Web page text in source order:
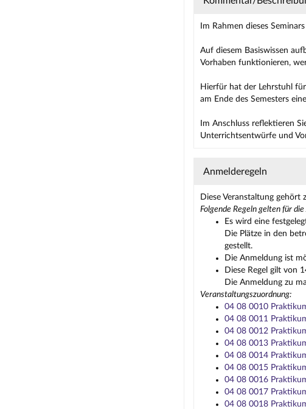
Im Rahmen dieses
Auf diesem Basiswissen
Vorhaben funktionieren,
Hierfür hat der Lehrstuhl
am Ende des Semesters
Im Anschluss reflektieren
Unterrichtsentwürfe und
Anmelderegeln
Diese Veranstaltung gehört
Folgende Regeln gelten für
Es wird eine
Die Plätze in den
gestellt.
Die Anmeldung ist
Diese Regel gilt von
Die Anmeldung zu
Veranstaltungszuordnung:
04 08 0010
04 08 0011
04 08 0012
04 08 0013
04 08 0014
04 08 0015
04 08 0016
04 08 0017
04 08 0018